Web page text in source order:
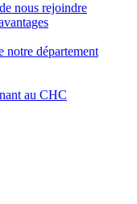
nous rejoindre
notre département
au CHC